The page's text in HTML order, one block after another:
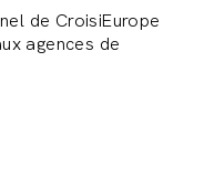
de CroisiEurope
agences de